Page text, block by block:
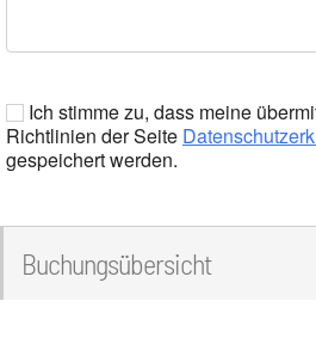
Ich stimme zu, dass meine
Richtlinien der Seite
gespeichert werden.
Buchungsübersicht